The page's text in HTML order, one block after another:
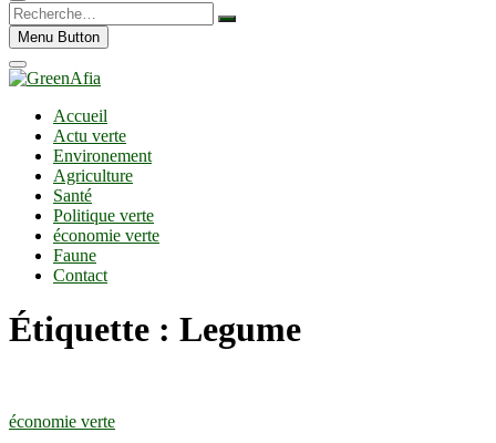
Recherche…
Menu Button
Accueil
Actu verte
Environement
Agriculture
Santé
Politique verte
économie verte
Faune
Contact
Étiquette : Legume
économie verte